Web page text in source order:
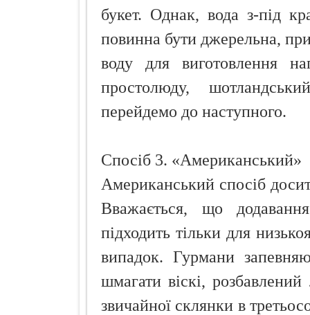
букет. Однак, вода з-під
повинна бути джерельна,
воду для виготовлення
простолюду,
перейдемо до наступного.
Спосіб 3. «Американський»
Американський спосіб
Вважається, що
підходить тільки для
випадок. Гурмани
шмагати віскі,
звичайної склянки в